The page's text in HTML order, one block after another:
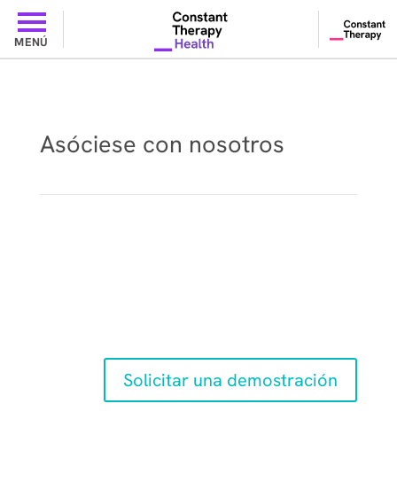
MENÚ
Asóciese con nosotros
Solicitar una demostración